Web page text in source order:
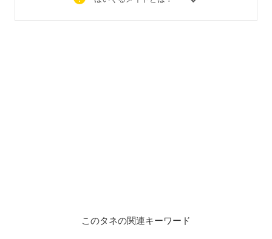
このタネの関連キーワード